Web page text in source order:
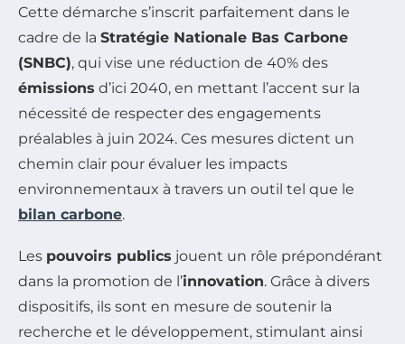
Cette démarche s’inscrit parfaitement dans le
cadre de la Stratégie Nationale Bas Carbone
(SNBC), qui vise une réduction de 40% des
émissions d’ici 2040, en mettant l’accent sur la
nécessité de respecter des engagements
préalables à juin 2024. Ces mesures dictent un
chemin clair pour évaluer les impacts
environnementaux à travers un outil tel que le
bilan carbone.
Les pouvoirs publics jouent un rôle prépondérant
dans la promotion de l’innovation. Grâce à divers
dispositifs, ils sont en mesure de soutenir la
recherche et le développement, stimulant ainsi